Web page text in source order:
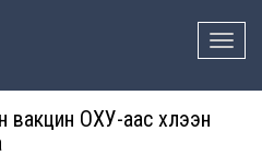
Toggle
вакцин ОХУ-аас хүлээн